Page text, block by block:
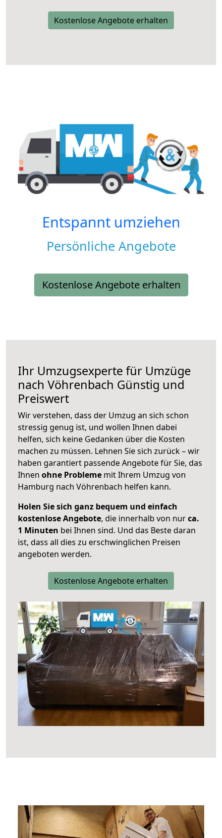
Kostenlose Angebote erhalten
Entspannt umziehen
Persönliche Angebote
Kostenlose Angebote erhalten
Ihr Umzugsexperte für Umzüge
nach Vöhrenbach Günstig und
Preiswert
Wir verstehen, dass der Umzug an sich schon
stressig genug ist, und wollen Ihnen dabei
helfen, sich keine Gedanken über die Kosten
machen zu müssen. Lehnen Sie sich zurück – wir
haben garantiert passende Angebote für Sie, das
Ihnen ohne Probleme mit Ihrem Umzug von
Hamburg nach Vöhrenbach helfen kann.
Holen Sie sich ganz bequem und einfach
kostenlose Angebote, die innerhalb von nurca.
1 Minuten bei Ihnen sind. Und das Beste daran
ist, dass all dies zu erschwinglichen Preisen
angeboten werden.
Kostenlose Angebote erhalten